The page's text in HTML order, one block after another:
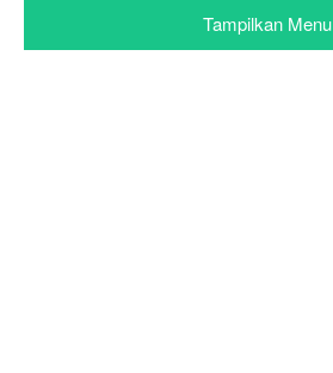
Tampilkan Menu